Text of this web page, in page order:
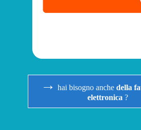
→ hai bisogno anche della
elettronica ?